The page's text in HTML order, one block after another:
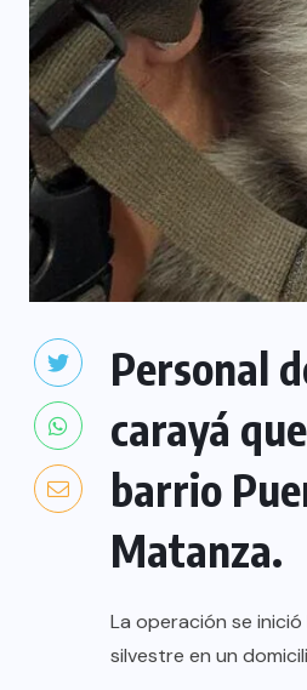
Personal
carayá
barrio
Matanza.
La operación se
silvestre en un